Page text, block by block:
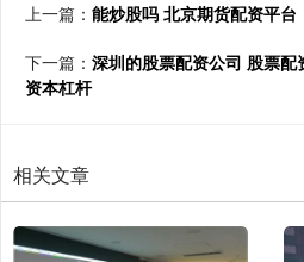
上一篇： 能炒股吗 北京期货配资平台
下一篇： 深圳的股票配资公司 股票
资本杠杆
相关文章